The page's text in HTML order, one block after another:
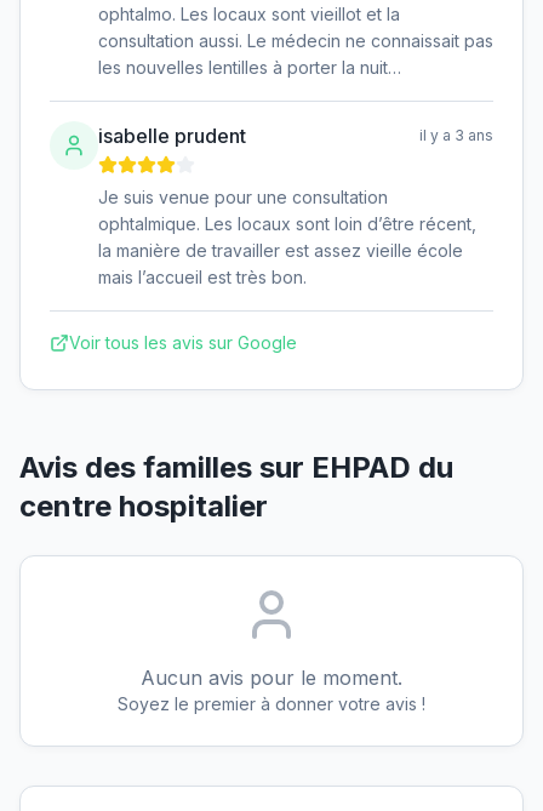
ophtalmo. Les locaux sont vieillot et la
consultation aussi. Le médecin ne connaissait pas
les nouvelles lentilles à porter la nuit…
isabelle prudent il y a 3 ans
Je suis venue pour une consultation
ophtalmique. Les locaux sont loin d’être récent,
la manière de travailler est assez vieille école
mais l’accueil est très bon.
Voir tous les avis sur Google
Avis des familles sur EHPAD du
centre hospitalier
Aucun avis pour le moment.
Soyez le premier à donner votre avis !